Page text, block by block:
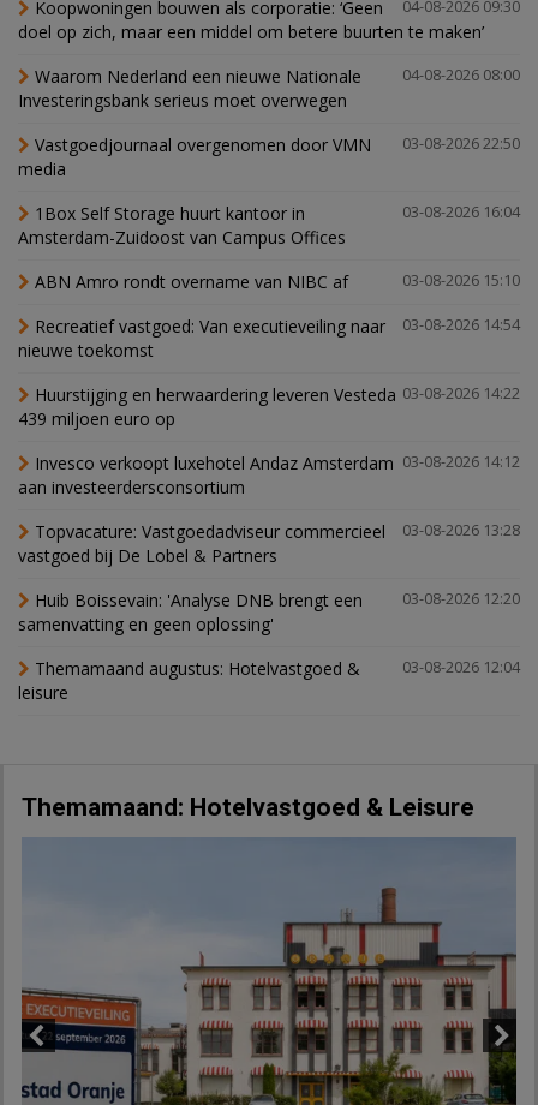
04-08-2026 09:30
Koopwoningen bouwen als corporatie: ‘Geen
doel op zich, maar een middel om betere buurten te maken’
04-08-2026 08:00
Waarom Nederland een nieuwe Nationale
Investeringsbank serieus moet overwegen
03-08-2026 22:50
Vastgoedjournaal overgenomen door VMN
media
03-08-2026 16:04
1Box Self Storage huurt kantoor in
Amsterdam-Zuidoost van Campus Offices
03-08-2026 15:10
ABN Amro rondt overname van NIBC af
03-08-2026 14:54
Recreatief vastgoed: Van executieveiling naar
nieuwe toekomst
03-08-2026 14:22
Huurstijging en herwaardering leveren Vesteda
439 miljoen euro op
03-08-2026 14:12
Invesco verkoopt luxehotel Andaz Amsterdam
aan investeerdersconsortium
03-08-2026 13:28
Topvacature: Vastgoedadviseur commercieel
vastgoed bij De Lobel & Partners
03-08-2026 12:20
Huib Boissevain: 'Analyse DNB brengt een
samenvatting en geen oplossing'
03-08-2026 12:04
Themamaand augustus: Hotelvastgoed &
leisure
Themamaand: Hotelvastgoed & Leisure
Next